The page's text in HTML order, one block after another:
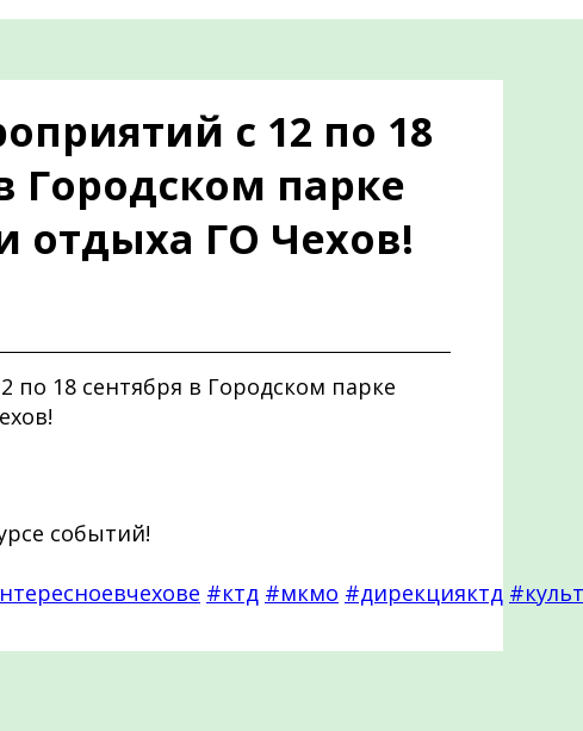
с 12 по 18
Городском парке
отдыха ГО Чехов!
18 сентября в Городском парке
событий!
#ктд #мкмо #дирекцияктд